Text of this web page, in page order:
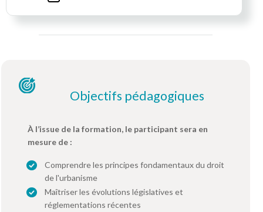
Objectifs pédagogiques
À l’issue de la formation, le participant sera en
mesure de :
Comprendre les principes fondamentaux du droit
de l'urbanisme
Maîtriser les évolutions législatives et
réglementations récentes